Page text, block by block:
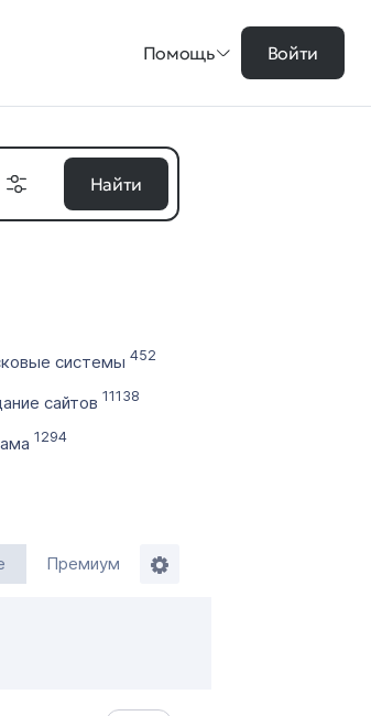
Помощь Войти
Найти
системы 452
сайтов 11138
1294
Премиум